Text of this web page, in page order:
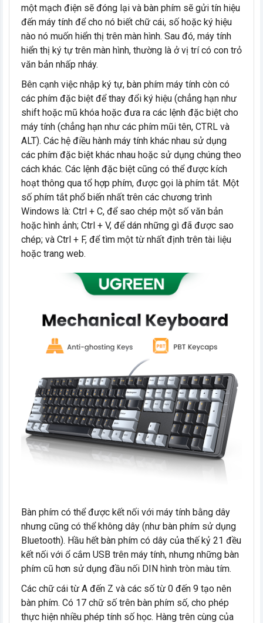
một mạch điện sẽ đóng lại và bàn phím sẽ gửi tín hiệu
đến máy tính để cho nó biết chữ cái, số hoặc ký hiệu
nào nó muốn hiển thị trên màn hình. Sau đó, máy tính
hiển thị ký tự trên màn hình, thường là ở vị trí có con trỏ
văn bản nhấp nháy.
Bên cạnh việc nhập ký tự, bàn phím máy tính còn có
các phím đặc biệt để thay đổi ký hiệu (chẳng hạn như
shift hoặc mũ khóa hoặc đưa ra các lệnh đặc biệt cho
máy tính (chẳng hạn như các phím mũi tên, CTRL và
ALT). Các hệ điều hành máy tính khác nhau sử dụng
các phím đặc biệt khác nhau hoặc sử dụng chúng theo
cách khác. Các lệnh đặc biệt cũng có thể được kích
hoạt thông qua tổ hợp phím, được gọi là phím tắt. Một
số phím tắt phổ biến nhất trên các chương trình
Windows là: Ctrl + C, để sao chép một số văn bản
hoặc hình ảnh; Ctrl + V, để dán những gì đã được sao
chép; và Ctrl + F, để tìm một từ nhất định trên tài liệu
hoặc trang web.
Bàn phím có thể được kết nối với máy tính bằng dây
nhưng cũng có thể không dây (như bàn phím sử dụng
Bluetooth). Hầu hết bàn phím có dây của thế kỷ 21 đều
kết nối với ổ cắm USB trên máy tính, nhưng những bàn
phím cũ hơn sử dụng đầu nối DIN hình tròn màu tím.
Các chữ cái từ A đến Z và các số từ 0 đến 9 tạo nên
bàn phím. Có 17 chữ số trên bàn phím số, cho phép
thực hiện nhiều phép tính số học. Hàng trên cùng của